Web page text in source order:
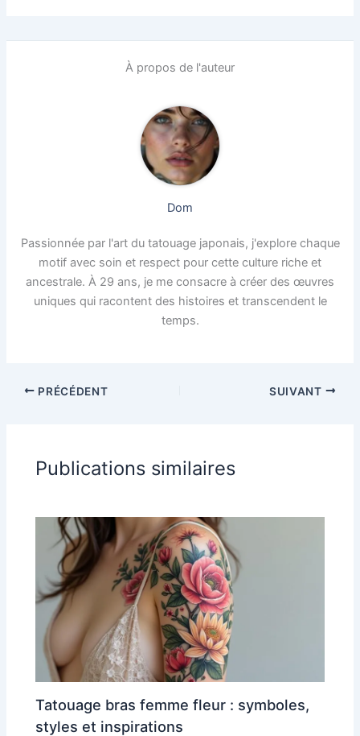
À propos de l'auteur
Dom
Passionnée par l'art du tatouage japonais, j'explore chaque
motif avec soin et respect pour cette culture riche et
ancestrale. À 29 ans, je me consacre à créer des œuvres
uniques qui racontent des histoires et transcendent le
temps.
PRÉCÉDENT SUIVANT
Publications similaires
Tatouage bras femme fleur : symboles,
styles et inspirations